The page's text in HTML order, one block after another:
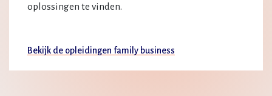
oplossingen te vinden.
Bekijk de opleidingen family business